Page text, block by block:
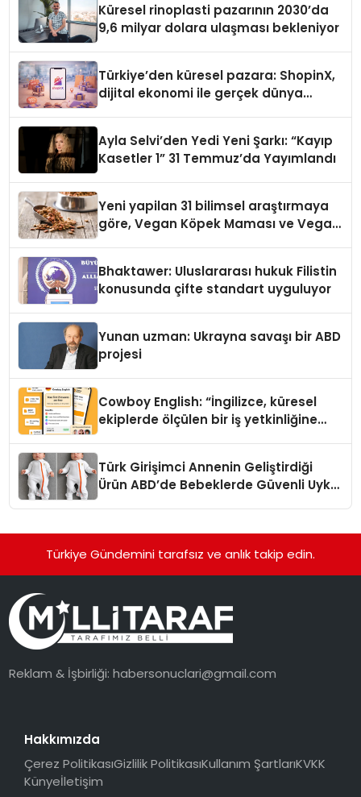
Küresel rinoplasti pazarının 2030’da
9,6 milyar dolara ulaşması bekleniyor
Türkiye’den küresel pazara: ShopinX,
dijital ekonomi ile gerçek dünya
Ayla Selvi’den Yedi Yeni Şarkı: “Kayıp
Kasetler 1” 31 Temmuz’da Yayımlandı
Yeni yapilan 31 bilimsel araştırmaya
göre, Vegan Köpek Maması ve Vegan
Bhaktawer: Uluslararası hukuk Filistin
konusunda çifte standart uyguluyor
Yunan uzman: Ukrayna savaşı bir ABD
projesi
Cowboy English: “İngilizce, küresel
ekiplerde ölçülen bir iş yetkinliğine
Türk Girişimci Annenin Geliştirdiği
Ürün ABD’de Bebeklerde Güvenli Uyku
Türkiye Gündemini tarafsız ve anlık takip edin.
Reklam & İşbirliği:habersonuclari@gmail.com
Hakkımızda
Çerez PolitikasıGizlilik PolitikasıKullanım ŞartlarıKVKK
Künyeİletişim